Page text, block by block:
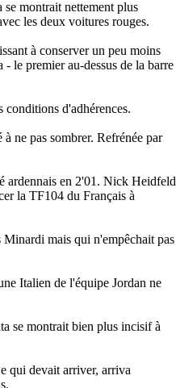
montrait nettement plus
les deux voitures rouges.
à conserver un peu moins
le premier au-dessus de la barre
d'adhérences.
ne pas sombrer. Refrénée par
ardennais en 2'01. Nick Heidfeld
la TF104 du Français à
mais qui n'empêchait pas
Italien de l'équipe Jordan ne
se montrait bien plus incisif à
qui devait arriver, arriva